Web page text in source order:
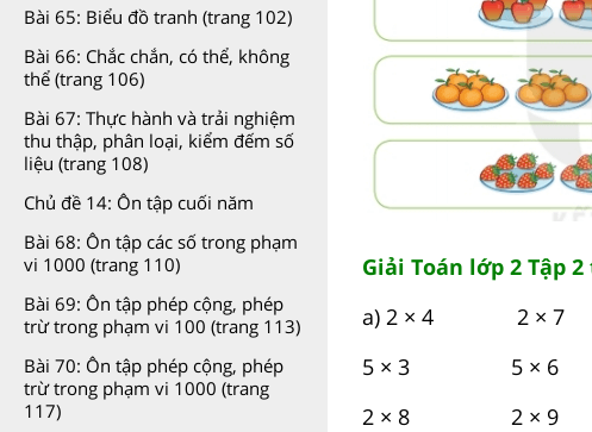
Bài 65: Biểu đồ tranh (trang 102)
Bài 66: Chắc chắn, có thể, không
thể (trang 106)
Bài 67: Thực hành và trải nghiệm
thu thập, phân loại, kiểm đếm số
liệu (trang 108)
Chủ đề 14: Ôn tập cuối năm
Bài 68: Ôn tập các số trong phạm
vi 1000 (trang 110)
Bài 69: Ôn tập phép cộng, phép
trừ trong phạm vi 100 (trang 113)
Bài 70: Ôn tập phép cộng, phép
trừ trong phạm vi 1000 (trang
117)
Giải Toán lớp 2 Tập
a) 2 × 4 2 × 7
5 × 3 5 × 6
2 × 8 2 × 9